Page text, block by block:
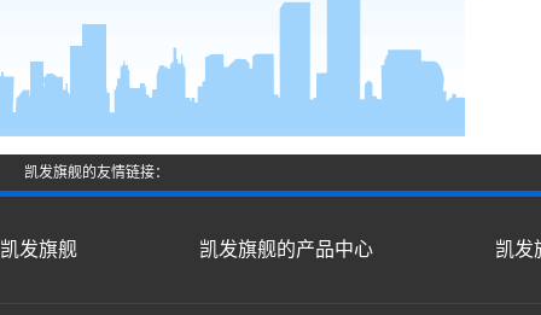
凯发旗舰的友情链接：
凯发旗舰 凯发旗舰的产品中心 凯发